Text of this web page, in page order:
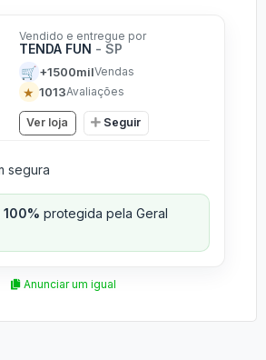
Vendido e entregue por
TENDA FUN - SP
🛒 +1500milVendas
★ 1013Avaliações
Ver loja Seguir
segura
100% protegida pela Geral
Anunciar um igual